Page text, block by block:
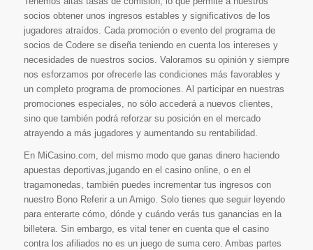
socios obtener unos ingresos estables y significativos de los
jugadores atraídos. Cada promoción o evento del programa de
socios de Codere se diseña teniendo en cuenta los intereses y
necesidades de nuestros socios. Valoramos su opinión y siempre
nos esforzamos por ofrecerle las condiciones más favorables y
un completo programa de promociones. Al participar en nuestras
promociones especiales, no sólo accederá a nuevos clientes,
sino que también podrá reforzar su posición en el mercado
atrayendo a más jugadores y aumentando su rentabilidad.
En MiCasino.com, del mismo modo que ganas dinero haciendo
apuestas deportivas,jugando en el casino online, o en el
tragamonedas, también puedes incrementar tus ingresos con
nuestro Bono Referir a un Amigo. Solo tienes que seguir leyendo
para enterarte cómo, dónde y cuándo verás tus ganancias en la
billetera. Sin embargo, es vital tener en cuenta que el casino
contra los afiliados no es un juego de suma cero. Ambas partes